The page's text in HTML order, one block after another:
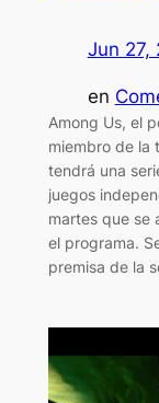
Jun 27,
en
Among Us, el
miembro de la
tendrá una
juegos
martes que se
el programa.
premisa de la